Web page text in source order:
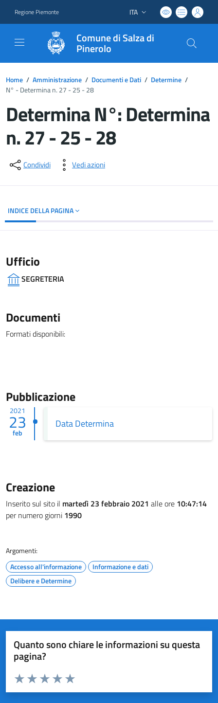
Regione Piemonte Lingua attiva:
ITA
Comune di Salza di
Pinerolo
Home / Amministrazione / Documenti e Dati / Determine /
N° - Determina n. 27 - 25 - 28
Determina N°: Determina
n. 27 - 25 - 28
Dettagli del documento
Condividi Vedi azioni
INDICE DELLA PAGINA
Ufficio
SEGRETERIA
Documenti
Formati disponibili:
Pubblicazione
2021
23
feb
Data Determina
Creazione
Inserito sul sito il martedì 23 febbraio 2021 alle ore 10:47:14
per numero giorni 1990
Argomenti:
Accesso all'informazione
Informazione e dati
Delibere e Determine
Quanto sono chiare le informazioni su questa
pagina?
Valuta da 1 a 5 stelle la pagina
Valuta 5 stelle su 5
Valuta 4 stelle su 5
Valuta 3 stelle su 5
Valuta 2 stelle su 5
Valuta 1 stelle su 5